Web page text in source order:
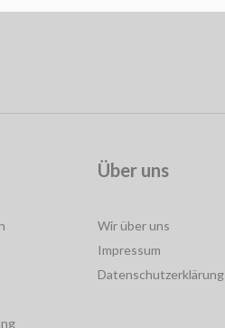
Über uns
Wir über uns
Impressum
Datenschutzerklärung